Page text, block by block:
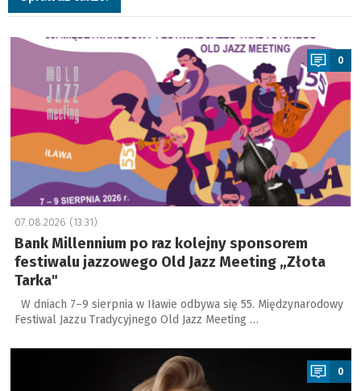
a
0
07.08.2026 (13:31)
Bank Millennium po raz kolejny sponsorem
festiwalu jazzowego Old Jazz Meeting „Złota
Tarka"
W dniach 7–9 sierpnia w Iławie odbywa się 55. Międzynarodowy
Festiwal Jazzu Tradycyjnego Old Jazz Meeting …
a
0